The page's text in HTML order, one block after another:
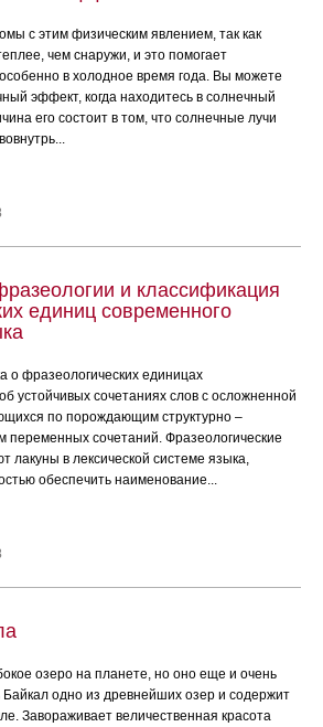
с этим физическим явлением, так как
чем снаружи, и это помогает
в холодное время года. Вы можете
эффект, когда находитесь в солнечный
его состоит в том, что солнечные лучи
и классификация
единиц современного
о фразеологических единицах
устойчивых сочетаниях слов с осложненной
по порождающим структурно –
переменных сочетаний. Фразеологические
лакуны в лексической системе языка,
обеспечить наименование...
озеро на планете, но оно еще и очень
одно из древнейших озер и содержит
Завораживает величественная красота